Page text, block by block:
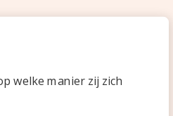
welke manier zij zich